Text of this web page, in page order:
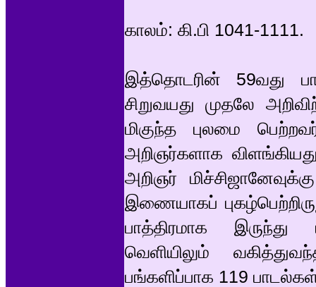
காலம்: கி.பி 1041-1111.
இத்தொடரின் 59வது
சிறுவயது முதலே
மிகுந்த புலமை
அறிஞர்களாக
அறிஞர்
இணையாகப்
பாத்திரமாக
வெளியிலும்
பங்களிப்பாக 119